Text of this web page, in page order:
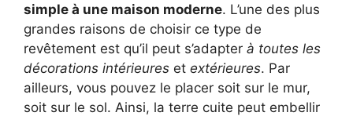
simple à une maison moderne. L’une des plus
grandes raisons de choisir ce type de
revêtement est qu’il peut s’adapter à toutes les
décorations intérieures et extérieures. Par
ailleurs, vous pouvez le placer soit sur le mur,
soit sur le sol. Ainsi, la terre cuite peut embellir